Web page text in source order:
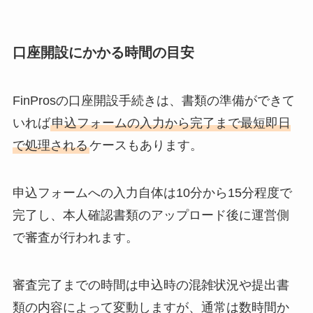
口座開設にかかる時間の目安
FinProsの口座開設手続きは、書類の準備ができて
いれば申込フォームの入力から完了まで最短即日
で処理されるケースもあります。
申込フォームへの入力自体は10分から15分程度で
完了し、本人確認書類のアップロード後に運営側
で審査が行われます。
審査完了までの時間は申込時の混雑状況や提出書
類の内容によって変動しますが、通常は数時間か